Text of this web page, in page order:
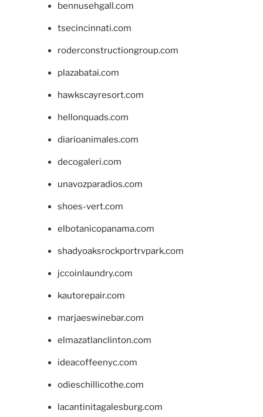
bennusehgall.com
tsecincinnati.com
roderconstructiongroup.com
plazabatai.com
hawkscayresort.com
hellonquads.com
diarioanimales.com
decogaleri.com
unavozparadios.com
shoes-vert.com
elbotanicopanama.com
shadyoaksrockportrvpark.com
jccoinlaundry.com
kautorepair.com
marjaeswinebar.com
elmazatlanclinton.com
ideacoffeenyc.com
odieschillicothe.com
lacantinitagalesburg.com